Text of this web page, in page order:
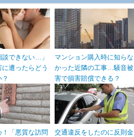
談できない…」
遭ったらどう
マンション購入時に知らな
かった近隣の工事…騒音被
害で損害賠償できる？
！「悪質な訪問
交通違反をしたのに反則金